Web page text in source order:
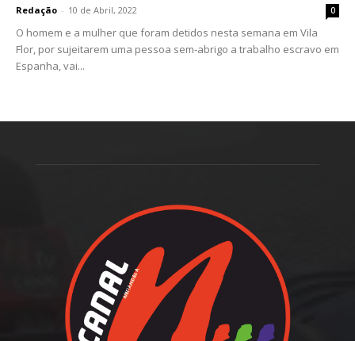
Redação - 10 de Abril, 2022 0
O homem e a mulher que foram detidos nesta semana em Vila
Flor, por sujeitarem uma pessoa sem-abrigo a trabalho escravo em
Espanha, vai...